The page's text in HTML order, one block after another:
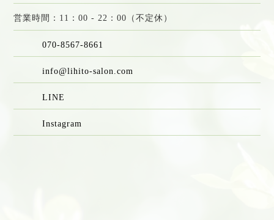
営業時間：11：00 - 22：00（不定休）
070-8567-8661
info@lihito-salon.com
LINE
Instagram